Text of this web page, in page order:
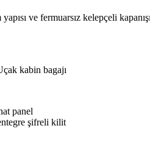
ve fermuarsız kelepçeli
kabin bagajı
panel
şifreli kilit